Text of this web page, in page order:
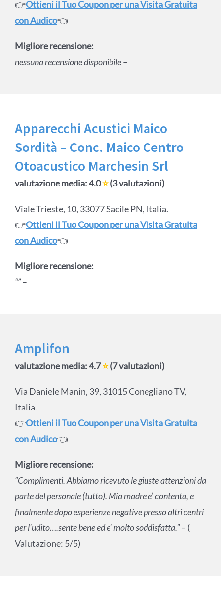
👉Ottieni il Tuo Coupon per una Visita Gratuita
con Audico👈
Migliore recensione:
nessuna recensione disponibile–
Apparecchi Acustici Maico
Sordità – Conc. Maico Centro
Otoacustico Marchesin Srl
valutazione media: 4.0⭐(3 valutazioni)
Viale Trieste, 10, 33077 Sacile PN, Italia.
👉Ottieni il Tuo Coupon per una Visita Gratuita
con Audico👈
Migliore recensione:
“”–
Amplifon
valutazione media: 4.7⭐(7 valutazioni)
Via Daniele Manin, 39, 31015 Conegliano TV,
Italia.
👉Ottieni il Tuo Coupon per una Visita Gratuita
con Audico👈
Migliore recensione:
“Complimenti. Abbiamo ricevuto le giuste attenzioni da
parte del personale (tutto). Mia madre e’ contenta, e
finalmente dopo esperienze negative presso altri centri
per l’udito….sente bene ed e’ molto soddisfatta.”– (
Valutazione: 5/5)